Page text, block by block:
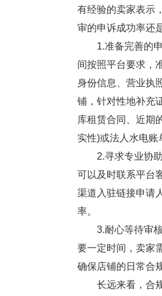
有经验的卖家表示
审的申诉成功率还
1.准备完善的申
间按照平台要求，
身份信息、营业执
铺，针对性地补充
库租赁合同、近期
实性)或法人水电账
2.寻求专业协助
可以及时联系平台
渠道入驻链接申请
率。
3.耐心等待审核
要一定时间，卖家
确保店铺的日常合
长远来看，合规